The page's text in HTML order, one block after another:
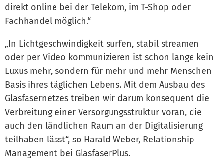
direkt online bei der Telekom, im T-Shop oder
Fachhandel möglich.“
„In Lichtgeschwindigkeit surfen, stabil streamen
oder per Video kommunizieren ist schon lange kein
Luxus mehr, sondern für mehr und mehr Menschen
Basis ihres täglichen Lebens. Mit dem Ausbau des
Glasfasernetzes treiben wir darum konsequent die
Verbreitung einer Versorgungsstruktur voran, die
auch den ländlichen Raum an der Digitalisierung
teilhaben lässt“, so Harald Weber, Relationship
Management bei GlasfaserPlus.